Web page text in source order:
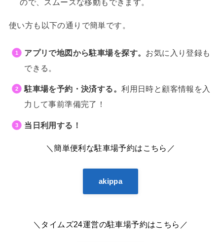
ので、スムーズな移動もできます。
使い方も以下の通りで簡単です。
アプリで地図から駐車場を探す。 お気に入り登録も
できる。
駐車場を予約・決済する。利用日時と顧客情報を入
力して事前準備完了！
当日利用する！
＼簡単便利な駐車場予約はこちら／
akippa
＼タイムズ24運営の駐車場予約はこちら／